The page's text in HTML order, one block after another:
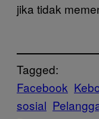
jika tidak
Tagged:
Facebook
sosial